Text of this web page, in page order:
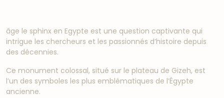
âge le sphinx en Egypte est une question captivante qui
intrigue les chercheurs et les passionnés d’histoire depuis
des décennies.
Ce monument colossal, situé sur le plateau de Gizeh, est
l’un des symboles les plus emblématiques de l’Égypte
ancienne.